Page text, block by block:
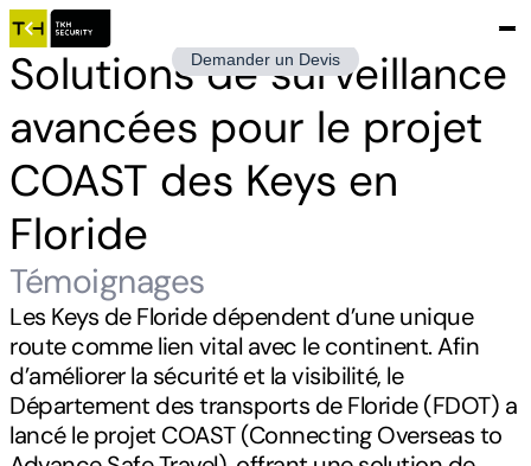
Solutions de surveillance
avancées pour le projet
COAST des Keys en
Floride
Témoignages
Les Keys de Floride dépendent d’une unique
route comme lien vital avec le continent. Afin
d’améliorer la sécurité et la visibilité, le
Département des transports de Floride (FDOT) a
lancé le projet COAST (Connecting Overseas to
Demander un Devis